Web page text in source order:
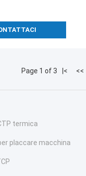
Page 1 of 3 |< <<
termica
placcare macchina